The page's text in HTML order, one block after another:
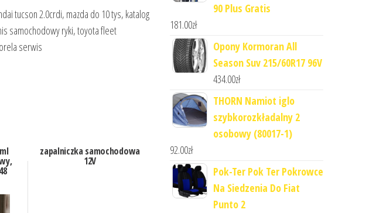
tucson 2.0crdi, mazda do 10 tys, katalog
samochodowy ryki, toyota fleet
serwis
zapalniczka samochodowa
12V
90 Plus Gratis
181.00zł
Opony Kormoran All
Season Suv 215/60R17 96V
434.00zł
THORN Namiot iglo
szybkorozkładalny 2
osobowy (80017-1)
92.00zł
Pok-Ter Pok Ter Pokrowce
Na Siedzenia Do Fiat
Punto 2